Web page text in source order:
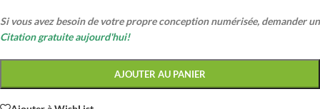
Si vous avez besoin de votre propre conception numérisée, demander un
Citation gratuite aujourd'hui!
AJOUTER AU PANIER